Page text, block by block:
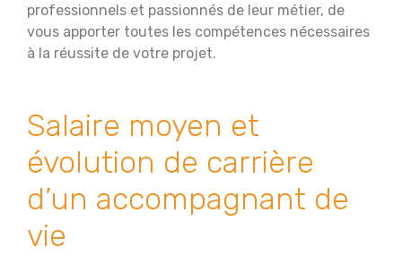
professionnels et passionnés de leur métier, de
vous apporter toutes les compétences nécessaires
à la réussite de votre projet.
Salaire moyen et
évolution de carrière
d’un accompagnant de
vie